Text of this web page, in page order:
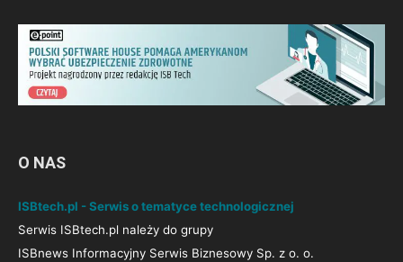
O NAS
ISBtech.pl - Serwis o tematyce technologicznej
Serwis ISBtech.pl należy do grupy
ISBnews Informacyjny Serwis Biznesowy Sp. z o. o.